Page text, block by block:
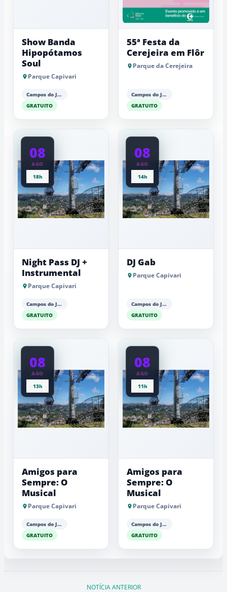
Show Banda
Hipopótamos
Soul
Parque Capivari
Campos do Jordão
GRATUITO
55ª Festa da
Cerejeira em Flôr
Parque da Cerejeira
Campos do Jordão
GRATUITO
08
AGO
18h
Night Pass DJ +
Instrumental
Parque Capivari
Campos do Jordão
GRATUITO
08
AGO
14h
DJ Gab
Parque Capivari
Campos do Jordão
GRATUITO
08
AGO
13h
Amigos para
Sempre: O
Musical
Parque Capivari
Campos do Jordão
GRATUITO
08
AGO
11h
Amigos para
Sempre: O
Musical
Parque Capivari
Campos do Jordão
GRATUITO
NOTÍCIA ANTERIOR